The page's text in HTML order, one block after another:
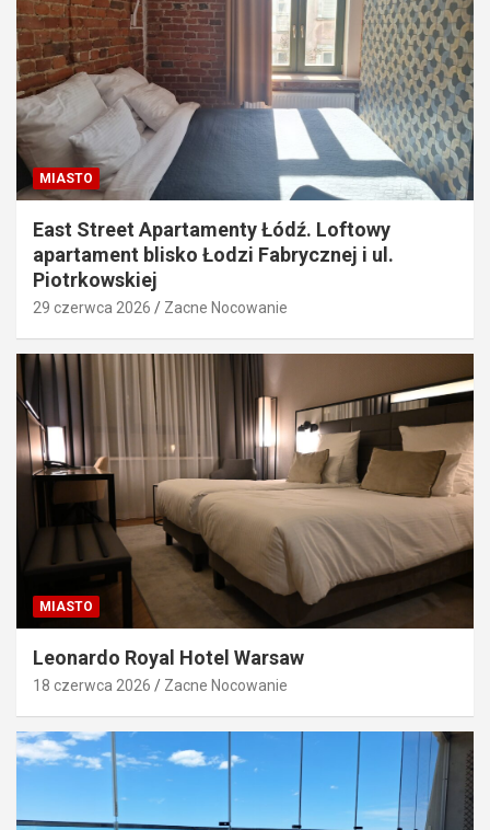
MIASTO
East Street Apartamenty Łódź. Loftowy
apartament blisko Łodzi Fabrycznej i ul.
Piotrkowskiej
29 czerwca 2026 Zacne Nocowanie
MIASTO
Leonardo Royal Hotel Warsaw
18 czerwca 2026 Zacne Nocowanie